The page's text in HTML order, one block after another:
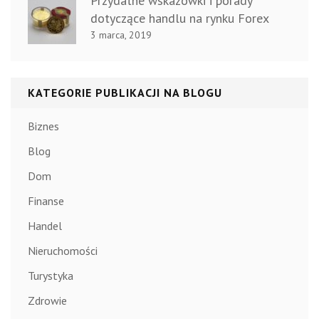
dotyczące handlu na rynku Forex
3 marca, 2019
KATEGORIE PUBLIKACJI NA BLOGU
Biznes
Blog
Dom
Finanse
Handel
Nieruchomości
Turystyka
Zdrowie